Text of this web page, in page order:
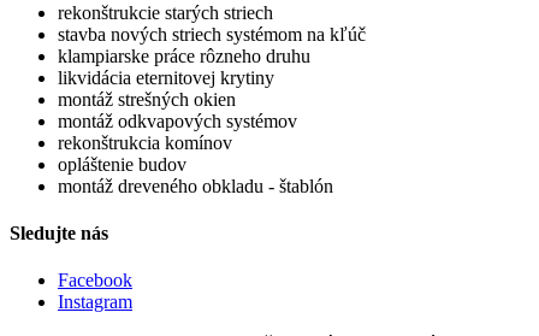
rekonštrukcie starých striech
stavba nových striech systémom na kľúč
klampiarske práce rôzneho druhu
likvidácia eternitovej krytiny
montáž strešných okien
montáž odkvapových systémov
rekonštrukcia komínov
opláštenie budov
montáž dreveného obkladu - štablón
Sledujte nás
Facebook
Instagram